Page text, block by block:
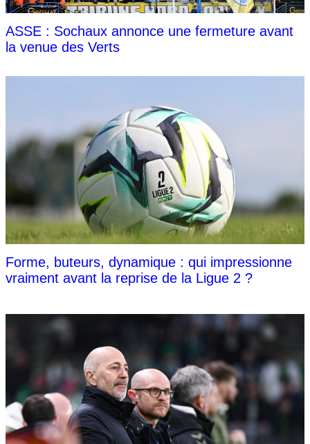
ASSE : Sochaux annonce une fermeture avant
la venue des Verts
Forme, buteurs, dynamique : qui impressionne
vraiment avant la reprise de la Ligue 2 ?